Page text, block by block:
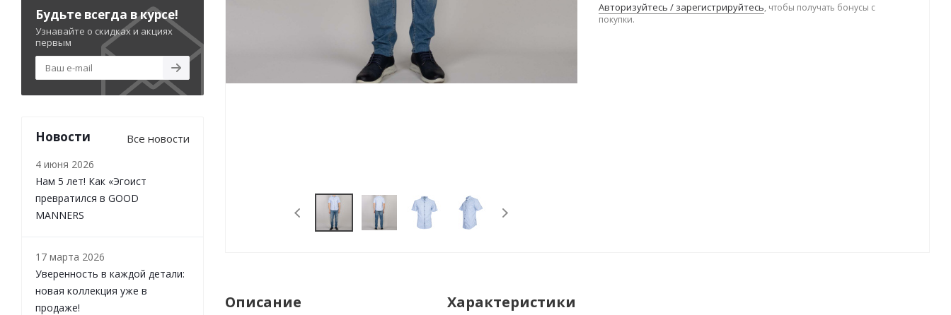
Авторизуйтесь / зарегистрируйтесь, чтобы получать бонусы с
покупки.
Описание Характеристики
Будьте всегда в курсе!
Узнавайте о скидках и акциях
первым
Новости Все новости
4 июня 2026
Нам 5 лет! Как «Эгоист
превратился в GOOD
MANNERS
17 марта 2026
Уверенность в каждой детали:
новая коллекция уже в
продаже!